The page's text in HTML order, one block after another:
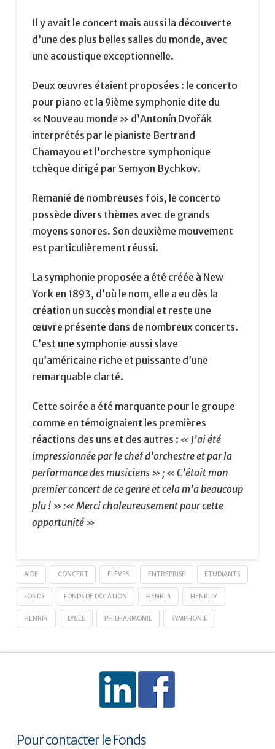
Il y avait le concert mais aussi la découverte
d’une des plus belles salles du monde, avec
une acoustique exceptionnelle.
Deux œuvres étaient proposées : le concerto
pour piano et la 9ième symphonie dite du
« Nouveau monde » d’Antonín Dvořák
interprétés par le pianiste Bertrand
Chamayou et l’orchestre symphonique
tchèque dirigé par Semyon Bychkov.
Remanié de nombreuses fois, le concerto
possède divers thèmes avec de grands
moyens sonores. Son deuxième mouvement
est particulièrement réussi.
La symphonie proposée a été créée à New
York en 1893, d’où le nom, elle a eu dès la
création un succès mondial et reste une
œuvre présente dans de nombreux concerts.
C’est une symphonie aussi slave
qu’américaine riche et puissante d’une
remarquable clarté.
Cette soirée a été marquante pour le groupe
comme en témoignaient les premières
réactions des uns et des autres : « J’ai été
impressionnée par le chef d’orchestre et par la
performance des musiciens » ; « C’était mon
premier concert de ce genre et cela m’a beaucoup
plu ! » :« Merci chaleureusement pour cette
opportunité »
AIDE CONCERT ÉLÈVES ENTREPRISE ÉTUDIANTS
FONDS FONDS DE DOTATION HENRI 4 HENRI IV
HENRI4 LYCÉE PHILHARMONIE SYMPHONIE
Pour contacter le Fonds